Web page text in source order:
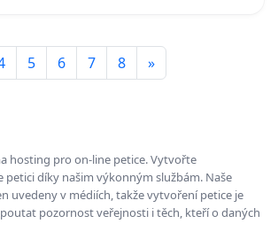
5 6 7 8 »
hosting pro on-line petice. Vytvořte
petici díky našim výkonným službám. Naše
uvedeny v médiích, takže vytvoření petice je
pozornost veřejnosti i těch, kteří o daných